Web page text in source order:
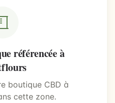
référencée à
boutique CBD à
cette zone.